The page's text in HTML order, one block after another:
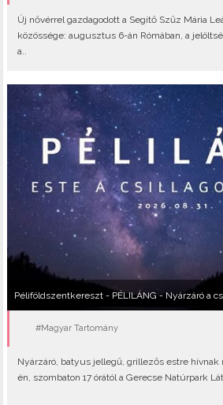
Új nővérrel gazdagodott a Segítő Szűz Mária
közössége: augusztus 6-án Rómában, a
a..
Péliföldszentkereszt - PÉLILÁNG - Nyárzáró a
#Magyar Tartomány
Nyárzáró, batyus jellegű, grillezős estre
én, szombaton 17 órától a Gerecse Natúrpark